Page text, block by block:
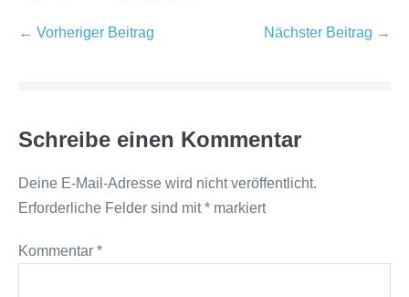
Beitragsnavigation
← Vorheriger Beitrag Nächster Beitrag →
Schreibe einen Kommentar
Deine E-Mail-Adresse wird nicht veröffentlicht.
Erforderliche Felder sind mit* markiert
Kommentar *